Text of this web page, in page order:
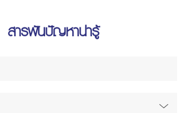
สารพันปัญหาน่ารู้